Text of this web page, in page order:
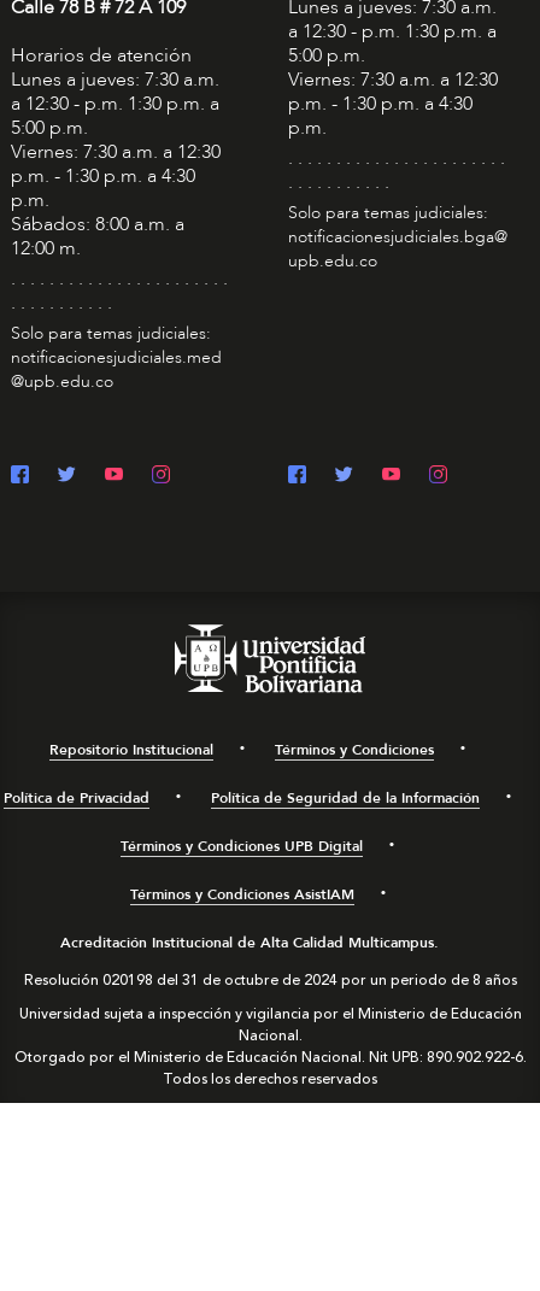
Calle 78 B # 72 A 109
Horarios de atención
Lunes a jueves: 7:30 a.m.
a 12:30 - p.m. 1:30 p.m. a
5:00 p.m.
Viernes: 7:30 a.m. a 12:30
p.m. - 1:30 p.m. a 4:30
p.m.
Sábados: 8:00 a.m. a
12:00 m.
. . . . . . . . . . . . . . . . . . . . . . .
. . . . . . . . . . .
Solo para temas judiciales:
notificacionesjudiciales.med
@upb.edu.co
Lunes a jueves: 7:30 a.m.
a 12:30 - p.m. 1:30 p.m. a
5:00 p.m.
Viernes: 7:30 a.m. a 12:30
p.m. - 1:30 p.m. a 4:30
p.m.
. . . . . . . . . . . . . . . . . . . . . . .
. . . . . . . . . . .
Solo para temas judiciales:
notificacionesjudiciales.bga@
upb.edu.co
Repositorio Institucional Términos y Condiciones
Política de Privacidad Política de Seguridad de la Información
Términos y Condiciones UPB Digital
Términos y Condiciones AsistIAM
Acreditación Institucional de Alta Calidad Multicampus.
Resolución 020198 del 31 de octubre de 2024 por un periodo de 8 años
Universidad sujeta a inspección y vigilancia por el Ministerio de Educación
Nacional.
Otorgado por el Ministerio de Educación Nacional. Nit UPB: 890.902.922-6.
Todos los derechos reservados